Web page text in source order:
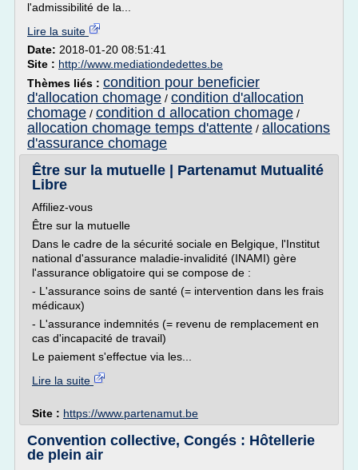
l'admissibilité de la...
Lire la suite
Date: 2018-01-20 08:51:41
Site : http://www.mediationdedettes.be
Thèmes liés : condition pour beneficier
d'allocation chomage / condition d'allocation
chomage / condition d allocation chomage /
allocation chomage temps d'attente / allocations
d'assurance chomage
Être sur la mutuelle | Partenamut Mutualité
Libre
Affiliez-vous
Être sur la mutuelle
Dans le cadre de la sécurité sociale en Belgique, l'Institut
national d'assurance maladie-invalidité (INAMI) gère
l'assurance obligatoire qui se compose de :
- L'assurance soins de santé (= intervention dans les frais
médicaux)
- L'assurance indemnités (= revenu de remplacement en
cas d'incapacité de travail)
Le paiement s'effectue via les...
Lire la suite
Site : https://www.partenamut.be
Convention collective, Congés : Hôtellerie
de plein air